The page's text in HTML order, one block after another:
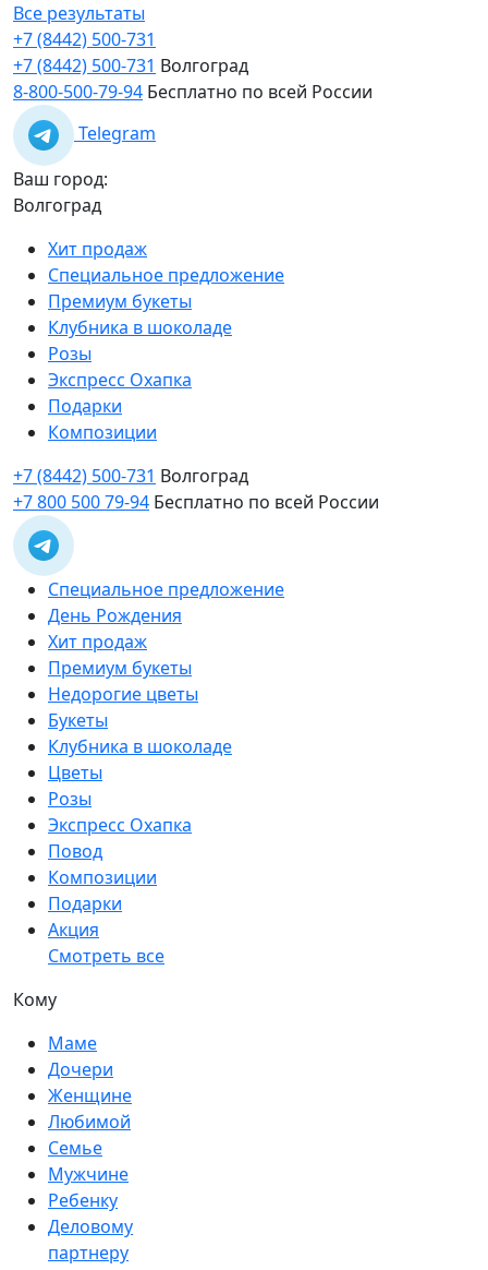
Все результаты
+7 (8442) 500-731
+7 (8442) 500-731 Волгоград
8-800-500-79-94 Бесплатно по всей России
Telegram
Ваш город:
Волгоград
Хит продаж
Специальное предложение
Премиум букеты
Клубника в шоколаде
Розы
Экспресс Охапка
Подарки
Композиции
+7 (8442) 500-731 Волгоград
+7 800 500 79-94 Бесплатно по всей России
Специальное предложение
День Рождения
Хит продаж
Премиум букеты
Недорогие цветы
Букеты
Клубника в шоколаде
Цветы
Розы
Экспресс Охапка
Повод
Композиции
Подарки
Акция
Смотреть все
Кому
Маме
Дочери
Женщине
Любимой
Семье
Мужчине
Ребенку
Деловому
партнеру